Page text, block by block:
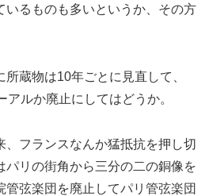
いるものも多いというか、その方
蔵物は10年ごとに見直して、
アルか廃止にしてはどうか。
、フランスなんか猛抵抗を押し切
パリの街角から三分の二の銅像を
弦楽団を廃止してパリ管弦楽団